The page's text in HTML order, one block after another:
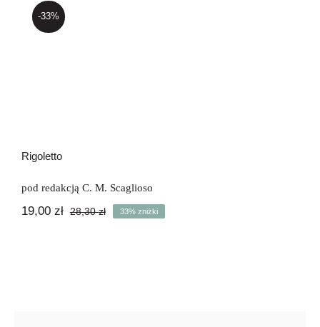
Newsletter
-33%
Rigoletto
pod redakcją C. M. Scaglioso
28,30złPierwotna
19,00 zł
Aktualna
33% zniżki